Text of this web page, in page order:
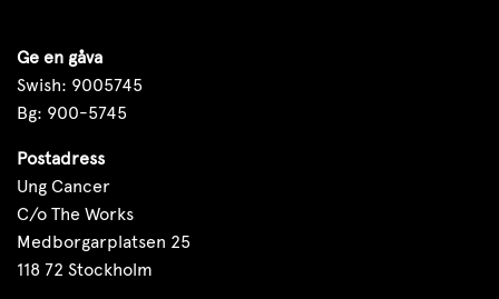
Ge en gåva
Swish: 9005745
Bg: 900-5745
Postadress
Ung Cancer
C/o The Works
Medborgarplatsen 25
118 72 Stockholm